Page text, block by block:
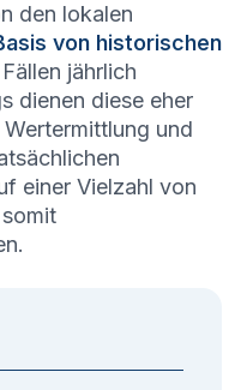
den lokalen
von historischen
jährlich
dienen diese eher
und
einer Vielzahl von